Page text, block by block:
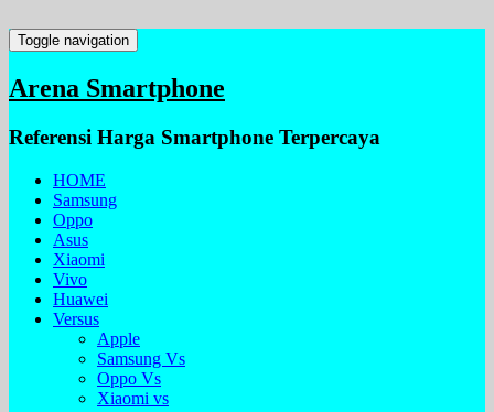
Toggle navigation
Arena Smartphone
Referensi Harga Smartphone Terpercaya
HOME
Samsung
Oppo
Asus
Xiaomi
Vivo
Huawei
Versus
Apple
Samsung Vs
Oppo Vs
Xiaomi vs